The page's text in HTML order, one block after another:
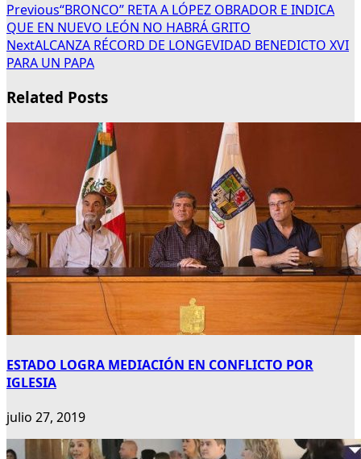
Previous“BRONCO” RETA A LÓPEZ OBRADOR E INDICA
QUE EN NUEVO LEÓN NO HABRÁ GRITO
NextALCANZA RÉCORD DE LONGEVIDAD BENEDICTO XVI
PARA UN PAPA
Related Posts
ESTADO LOGRA MEDIACIÓN EN CONFLICTO POR
IGLESIA
julio 27, 2019